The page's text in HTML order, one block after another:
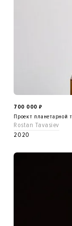
700 000 ₽
Проект планетарной
Rostan Tavasiev
2020